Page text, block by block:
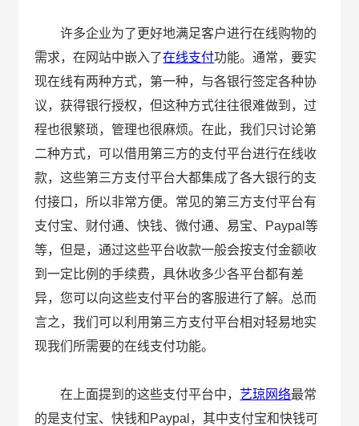
许多企业为了更好地满足客户进行在线购物的
需求，在网站中嵌入了在线支付功能。通常，要实
现在线有两种方式，第一种，与各银行签定各种协
议，获得银行授权，但这种方式往往很难做到，过
程也很繁琐，管理也很麻烦。在此，我们只讨论第
二种方式，可以借用第三方的支付平台进行在线收
款，这些第三方支付平台大都集成了各大银行的支
付接口，所以非常方便。常见的第三方支付平台有
支付宝、财付通、快钱、微付通、易宝、Paypal等
等，但是，通过这些平台收款一般会按支付金额收
到一定比例的手续费，具休收多少各平台都有差
异，您可以向这些支付平台的客服进行了解。总而
言之，我们可以利用第三方支付平台相对轻易地实
现我们所需要的在线支付功能。
在上面提到的这些支付平台中， 艺琼网络最常
的是支付宝、快钱和Paypal，其中支付宝和快钱可